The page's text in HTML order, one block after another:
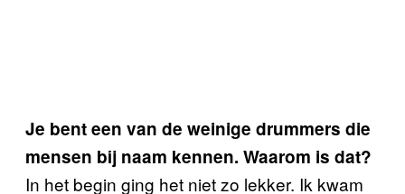
Je bent een van de weinige drummers die
mensen bij naam kennen. Waarom is dat?
In het begin ging het niet zo lekker. Ik kwam